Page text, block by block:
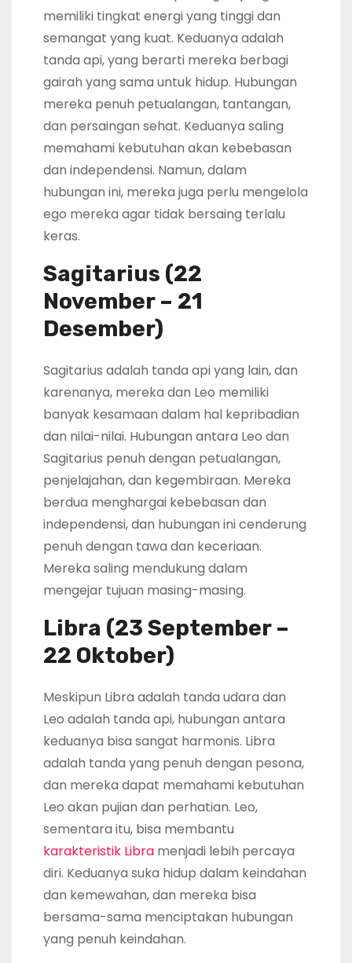
memiliki tingkat energi yang tinggi dan
semangat yang kuat. Keduanya adalah
tanda api, yang berarti mereka berbagi
gairah yang sama untuk hidup. Hubungan
mereka penuh petualangan, tantangan,
dan persaingan sehat. Keduanya saling
memahami kebutuhan akan kebebasan
dan independensi. Namun, dalam
hubungan ini, mereka juga perlu mengelola
ego mereka agar tidak bersaing terlalu
keras.
Sagitarius (22
November – 21
Desember)
Sagitarius adalah tanda api yang lain, dan
karenanya, mereka dan Leo memiliki
banyak kesamaan dalam hal kepribadian
dan nilai-nilai. Hubungan antara Leo dan
Sagitarius penuh dengan petualangan,
penjelajahan, dan kegembiraan. Mereka
berdua menghargai kebebasan dan
independensi, dan hubungan ini cenderung
penuh dengan tawa dan keceriaan.
Mereka saling mendukung dalam
mengejar tujuan masing-masing.
Libra (23 September –
22 Oktober)
Meskipun Libra adalah tanda udara dan
Leo adalah tanda api, hubungan antara
keduanya bisa sangat harmonis. Libra
adalah tanda yang penuh dengan pesona,
dan mereka dapat memahami kebutuhan
Leo akan pujian dan perhatian. Leo,
sementara itu, bisa membantu
karakteristik Libra menjadi lebih percaya
diri. Keduanya suka hidup dalam keindahan
dan kemewahan, dan mereka bisa
bersama-sama menciptakan hubungan
yang penuh keindahan.